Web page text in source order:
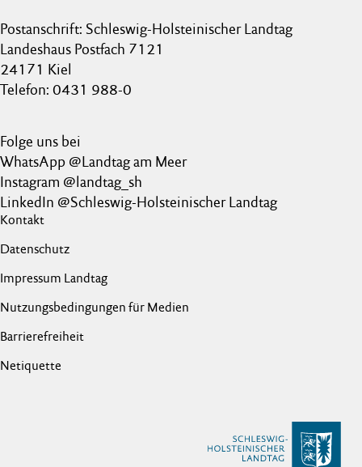
Postanschrift: Schleswig-Holsteinischer Landtag
Landeshaus Postfach 7121
24171 Kiel
Telefon: 0431 988-0
Folge uns bei
WhatsApp @Landtag am Meer
Instagram @landtag_sh
LinkedIn @Schleswig-Holsteinischer Landtag
Kontakt
Datenschutz
Impressum Landtag
Nutzungsbedingungen für Medien
Barrierefreiheit
Netiquette